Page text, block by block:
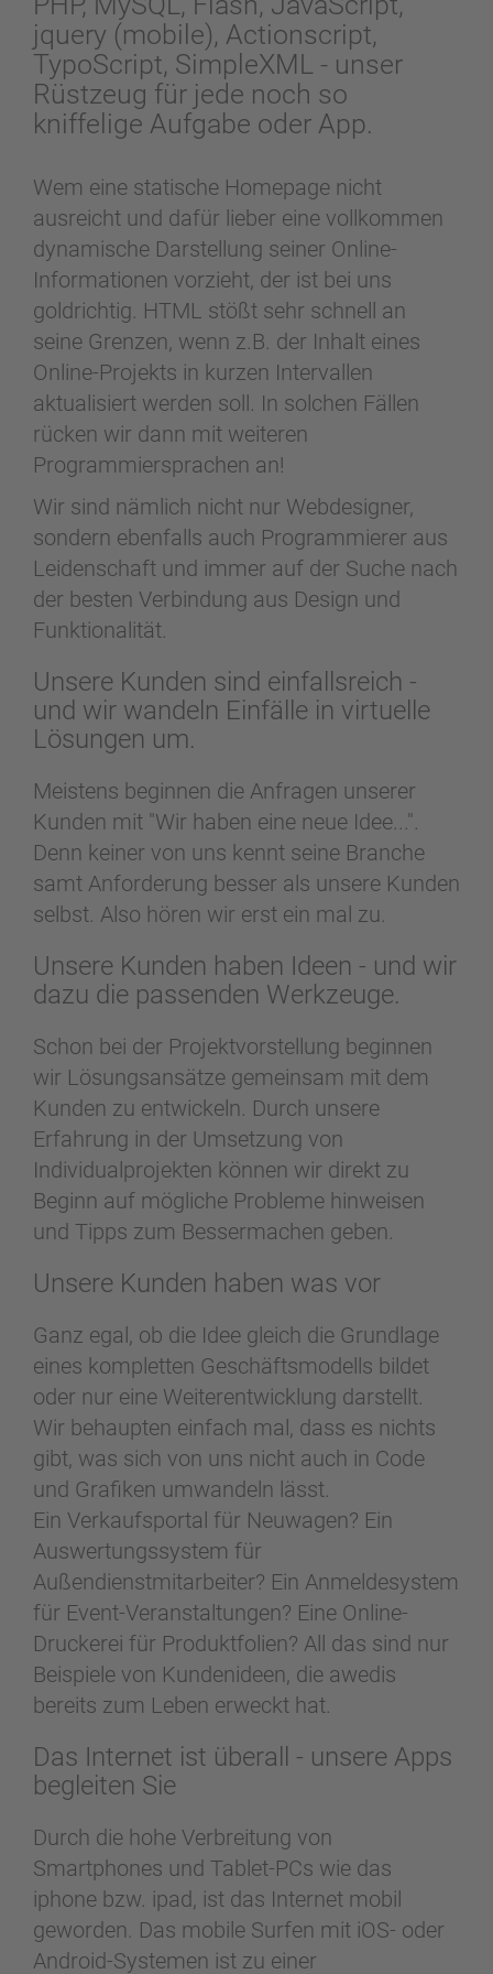
jquery (mobile), Actionscript,
TypoScript, SimpleXML - unser
Rüstzeug für jede noch so
kniffelige Aufgabe oder App.
Wem eine statische Homepage nicht
ausreicht und dafür lieber eine vollkommen
dynamische Darstellung seiner Online-
Informationen vorzieht, der ist bei uns
goldrichtig. HTML stößt sehr schnell an
seine Grenzen, wenn z.B. der Inhalt eines
Online-Projekts in kurzen Intervallen
aktualisiert werden soll. In solchen Fällen
rücken wir dann mit weiteren
Programmiersprachen an!
Wir sind nämlich nicht nur Webdesigner,
sondern ebenfalls auch Programmierer aus
Leidenschaft und immer auf der Suche nach
der besten Verbindung aus Design und
Funktionalität.
Unsere Kunden sind einfallsreich -
und wir wandeln Einfälle in virtuelle
Lösungen um.
Meistens beginnen die Anfragen unserer
Kunden mit "Wir haben eine neue Idee...".
Denn keiner von uns kennt seine Branche
samt Anforderung besser als unsere Kunden
selbst. Also hören wir erst ein mal zu.
Unsere Kunden haben Ideen - und wir
dazu die passenden Werkzeuge.
Schon bei der Projektvorstellung beginnen
wir Lösungsansätze gemeinsam mit dem
Kunden zu entwickeln. Durch unsere
Erfahrung in der Umsetzung von
Individualprojekten können wir direkt zu
Beginn auf mögliche Probleme hinweisen
und Tipps zum Bessermachen geben.
Unsere Kunden haben was vor
Ganz egal, ob die Idee gleich die Grundlage
eines kompletten Geschäftsmodells bildet
oder nur eine Weiterentwicklung darstellt.
Wir behaupten einfach mal, dass es nichts
gibt, was sich von uns nicht auch in Code
und Grafiken umwandeln lässt.
Ein Verkaufsportal für Neuwagen? Ein
Auswertungssystem für
Außendienstmitarbeiter? Ein Anmeldesystem
für Event-Veranstaltungen? Eine Online-
Druckerei für Produktfolien? All das sind nur
Beispiele von Kundenideen, die awedis
bereits zum Leben erweckt hat.
Das Internet ist überall - unsere Apps
begleiten Sie
Durch die hohe Verbreitung von
Smartphones und Tablet-PCs wie das
iphone bzw. ipad, ist das Internet mobil
geworden. Das mobile Surfen mit iOS- oder
Android-Systemen ist zu einer